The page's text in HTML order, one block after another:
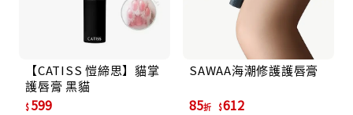
【CATISS 愷締思】貓掌
護唇膏 黑貓
599
SAWAA海潮修護護唇膏
85折 612